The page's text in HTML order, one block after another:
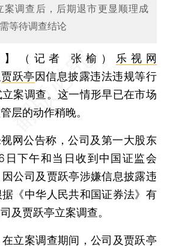
案调查后，后期退市更显顺理成
等待调查结论
】（记者 张榆）
乐视网
贾跃亭 因信息披露违法违规等行
案调查。这一情形早已在市场
层的动作稍晚。
公告称，公司及第一大股东
下午和当日收到中国证监会
因公司及贾跃亭涉嫌信息披露违
《中华人民共和国证券法》有
及贾跃亭立案调查。
案调查期间，公司及贾跃亭